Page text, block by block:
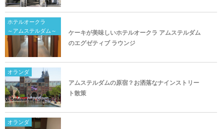
ホテルオークラ
～アムステルダム～
ケーキが美味しいホテルオークラ アムステルダム
のエグゼティブ ラウンジ
オランダ
アムステルダムの原宿？お洒落なナインストリー
ト散策
オランダ